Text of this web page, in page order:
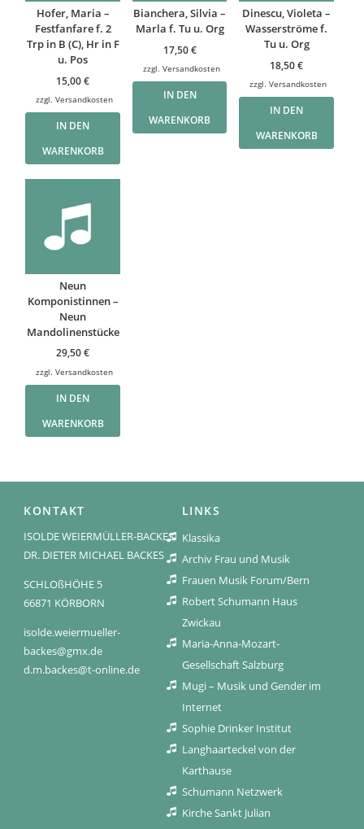
Hofer, Maria –
Festfanfare f. 2
Trp in B (C), Hr in F
u. Pos
15,00€
zzgl.Versandkosten
IN DEN
WARENKORB
Bianchera, Silvia –
Marla f. Tu u. Org
17,50€
zzgl. Versandkosten
IN DEN
WARENKORB
Dinescu, Violeta –
Wasserströme f.
Tu u. Org
18,50€
zzgl.Versandkosten
IN DEN
WARENKORB
Neun
Komponistinnen –
Neun
Mandolinenstücke
29,50€
zzgl.Versandkosten
IN DEN
WARENKORB
KONTAKT
ISOLDE WEIERMÜLLER-BACKES
DR. DIETER MICHAEL BACKES
SCHLOßHÖHE 5
66871 KÖRBORN
isolde.weiermueller-
backes@gmx.de
d.m.backes@t-online.de
LINKS
Klassika
Archiv Frau und Musik
Frauen Musik Forum/Bern
Robert Schumann Haus
Zwickau
Maria-Anna-Mozart-
Gesellschaft Salzburg
Mugi – Musik und Gender im
Internet
Sophie Drinker Institut
Langhaarteckel von der
Karthause
Schumann Netzwerk
Kirche Sankt Julian